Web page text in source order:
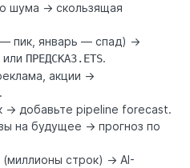
шума → скользящая
пик, январь — спад) →
ПРЕДСКАЗ.ETS.
акции →
→ добавьте pipeline forecast.
на будущее → прогноз по
строк) → AI-